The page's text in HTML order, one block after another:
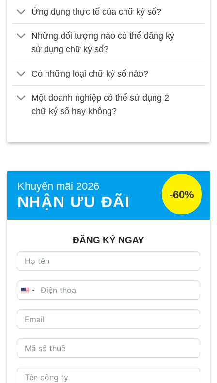
Ứng dụng thực tế của chữ ký số?
Những đối tượng nào có thể đăng ký
sử dụng chữ ký số?
Có những loại chữ ký số nào?
Một doanh nghiệp có thể sử dụng 2
chữ ký số hay không?
Khuyến mãi 2026
NHẬN ƯU ĐÃI -60%
ĐĂNG KÝ NGAY
UNITED
+1